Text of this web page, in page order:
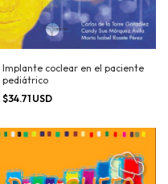
Implante coclear en el paciente
pediátrico
$34.71 USD